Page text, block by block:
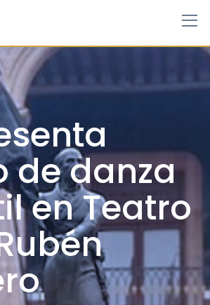
de danza
en Teatro